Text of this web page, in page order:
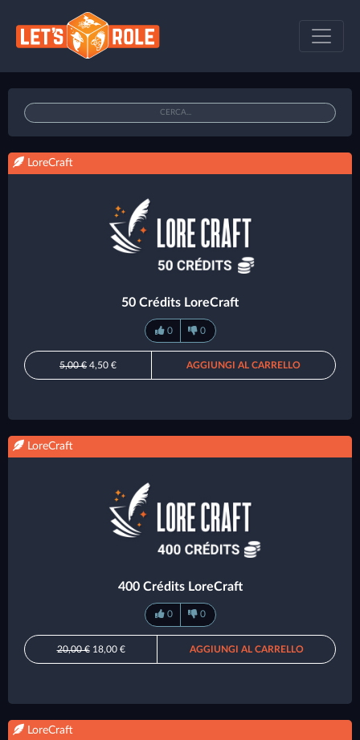
LoreCraft
50 Crédits LoreCraft
0 0
5,00 € 4,50 € AGGIUNGI AL CARRELLO
LoreCraft
400 Crédits LoreCraft
0 0
20,00 €18,00 € AGGIUNGI AL CARRELLO
LoreCraft